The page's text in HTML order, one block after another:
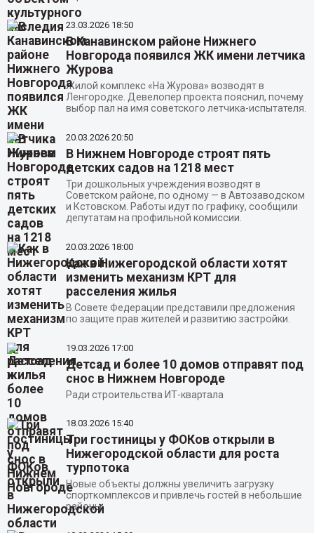
23.03.2026 18:50
В Канавинском районе Нижнего
Новгорода появился ЖК имени летчика
Журова
Жилой комплекс «На Журова» возводят в
Ленгородке. Девелопер проекта пояснил, почему
выбор пал на имя советского летчика-испытателя.
20.03.2026 20:50
В Нижнем Новгороде строят пять
детских садов на 1218 мест
Три дошкольных учреждения возводят в
Советском районе, по одному — в Автозаводском
и Кстовском. Работы идут по графику, сообщили
депутатам на профильной комиссии.
20.03.2026 18:00
Как в Нижегородской области хотят
изменить механизм КРТ для
расселения жилья
В Совете Федерации представили предложения
по защите прав жителей и развитию застройки.
19.03.2026 17:00
Детсад и более 10 домов отправят под
снос в Нижнем Новгороде
Ради строительства ИТ-квартала
18.03.2026 15:40
Три гостиницы у ФОКов открыли в
Нижегородской области для роста
турпотока
Новые объекты должны увеличить загрузку
спорткомплексов и привлечь гостей в небольшие
районы.